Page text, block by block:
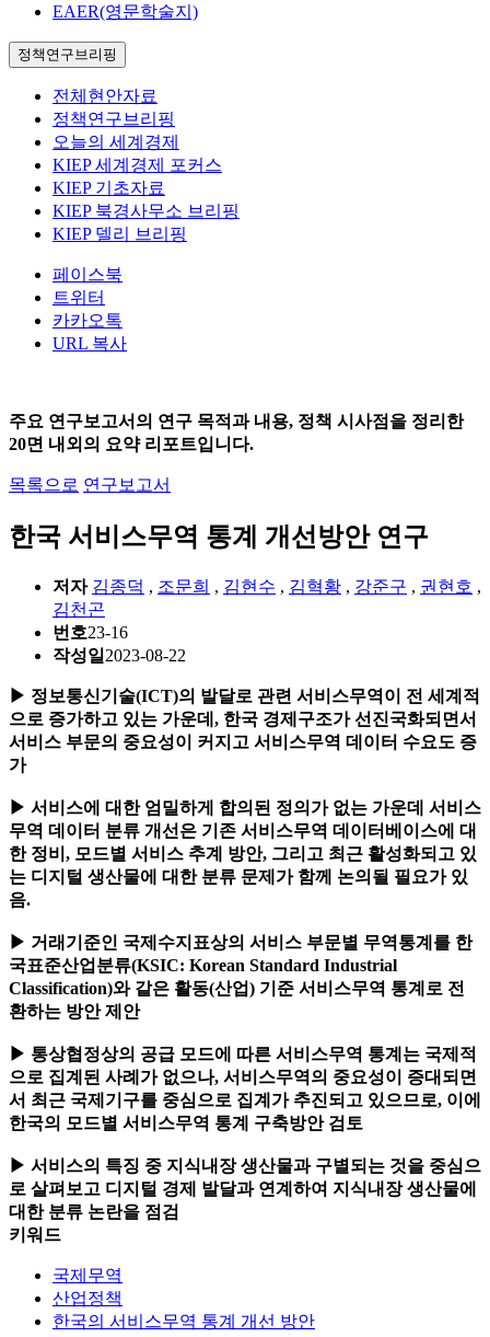
EAER(영문학술지)
정책연구브리핑
전체현안자료
정책연구브리핑
오늘의 세계경제
KIEP 세계경제 포커스
KIEP 기초자료
KIEP 북경사무소 브리핑
KIEP 델리 브리핑
페이스북
트위터
카카오톡
URL 복사
주요 연구보고서의 연구 목적과 내용, 정책 시사점을 정리한
20면 내외의 요약 리포트입니다.
목록으로 연구보고서
한국 서비스무역 통계 개선방안 연구
저자 김종덕 , 조문희 , 김현수 , 김혁황 , 강준구 , 권현호 ,
김천곤
번호23-16
작성일 2023-08-22
▶ 정보통신기술(ICT)의 발달로 관련 서비스무역이 전 세계적
으로 증가하고 있는 가운데, 한국 경제구조가 선진국화되면서
서비스 부문의 중요성이 커지고 서비스무역 데이터 수요도 증
가
▶ 서비스에 대한 엄밀하게 합의된 정의가 없는 가운데 서비스
무역 데이터 분류 개선은 기존 서비스무역 데이터베이스에 대
한 정비, 모드별 서비스 추계 방안, 그리고 최근 활성화되고 있
는 디지털 생산물에 대한 분류 문제가 함께 논의될 필요가 있
음.
▶ 거래기준인 국제수지표상의 서비스 부문별 무역통계를 한
국표준산업분류(KSIC: Korean Standard Industrial
Classification)와 같은 활동(산업) 기준 서비스무역 통계로 전
환하는 방안 제안
▶ 통상협정상의 공급 모드에 따른 서비스무역 통계는 국제적
으로 집계된 사례가 없으나, 서비스무역의 중요성이 증대되면
서 최근 국제기구를 중심으로 집계가 추진되고 있으므로, 이에
한국의 모드별 서비스무역 통계 구축방안 검토
▶ 서비스의 특징 중 지식내장 생산물과 구별되는 것을 중심으
로 살펴보고 디지털 경제 발달과 연계하여 지식내장 생산물에
대한 분류 논란을 점검
키워드
국제무역
산업정책
한국의 서비스무역 통계 개선 방안